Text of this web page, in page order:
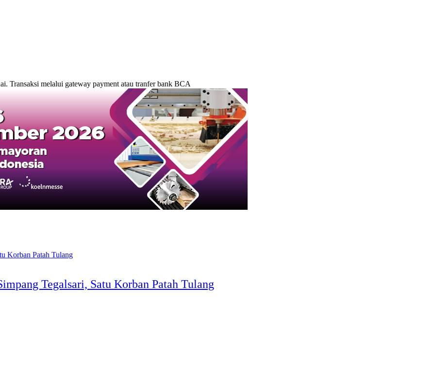
Transaksi melalui gateway payment atau tranfer bank BCA
Tegalsari, Satu Korban Patah Tulang